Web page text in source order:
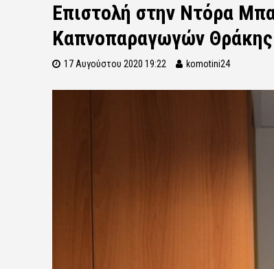
Επιστολή στην Ντόρα
Καπνοπαραγωγών Θράκης
17 Αυγούστου 2020 19:22 komotini24